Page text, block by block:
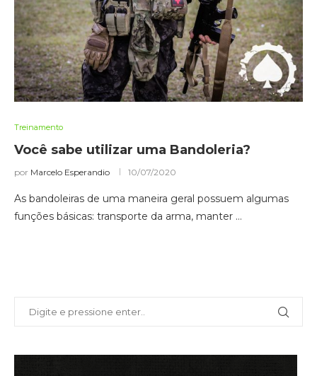
Treinamento
Você sabe utilizar uma Bandoleria?
por Marcelo Esperandio 10/07/2020
As bandoleiras de uma maneira geral possuem algumas
funções básicas: transporte da arma, manter …